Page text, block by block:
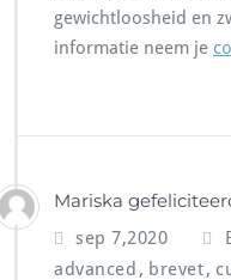
gewichtloosheid en
informatie neem je
Mariska
sep 7,2020
advanced , brevet,